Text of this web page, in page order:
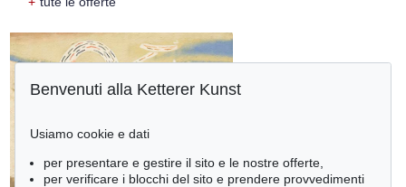
Benvenuti alla Ketterer Kunst
Usiamo cookie e dati
per presentare e gestire il sito e le nostre offerte,
per verificare i blocchi del sito e prendere provvedimenti